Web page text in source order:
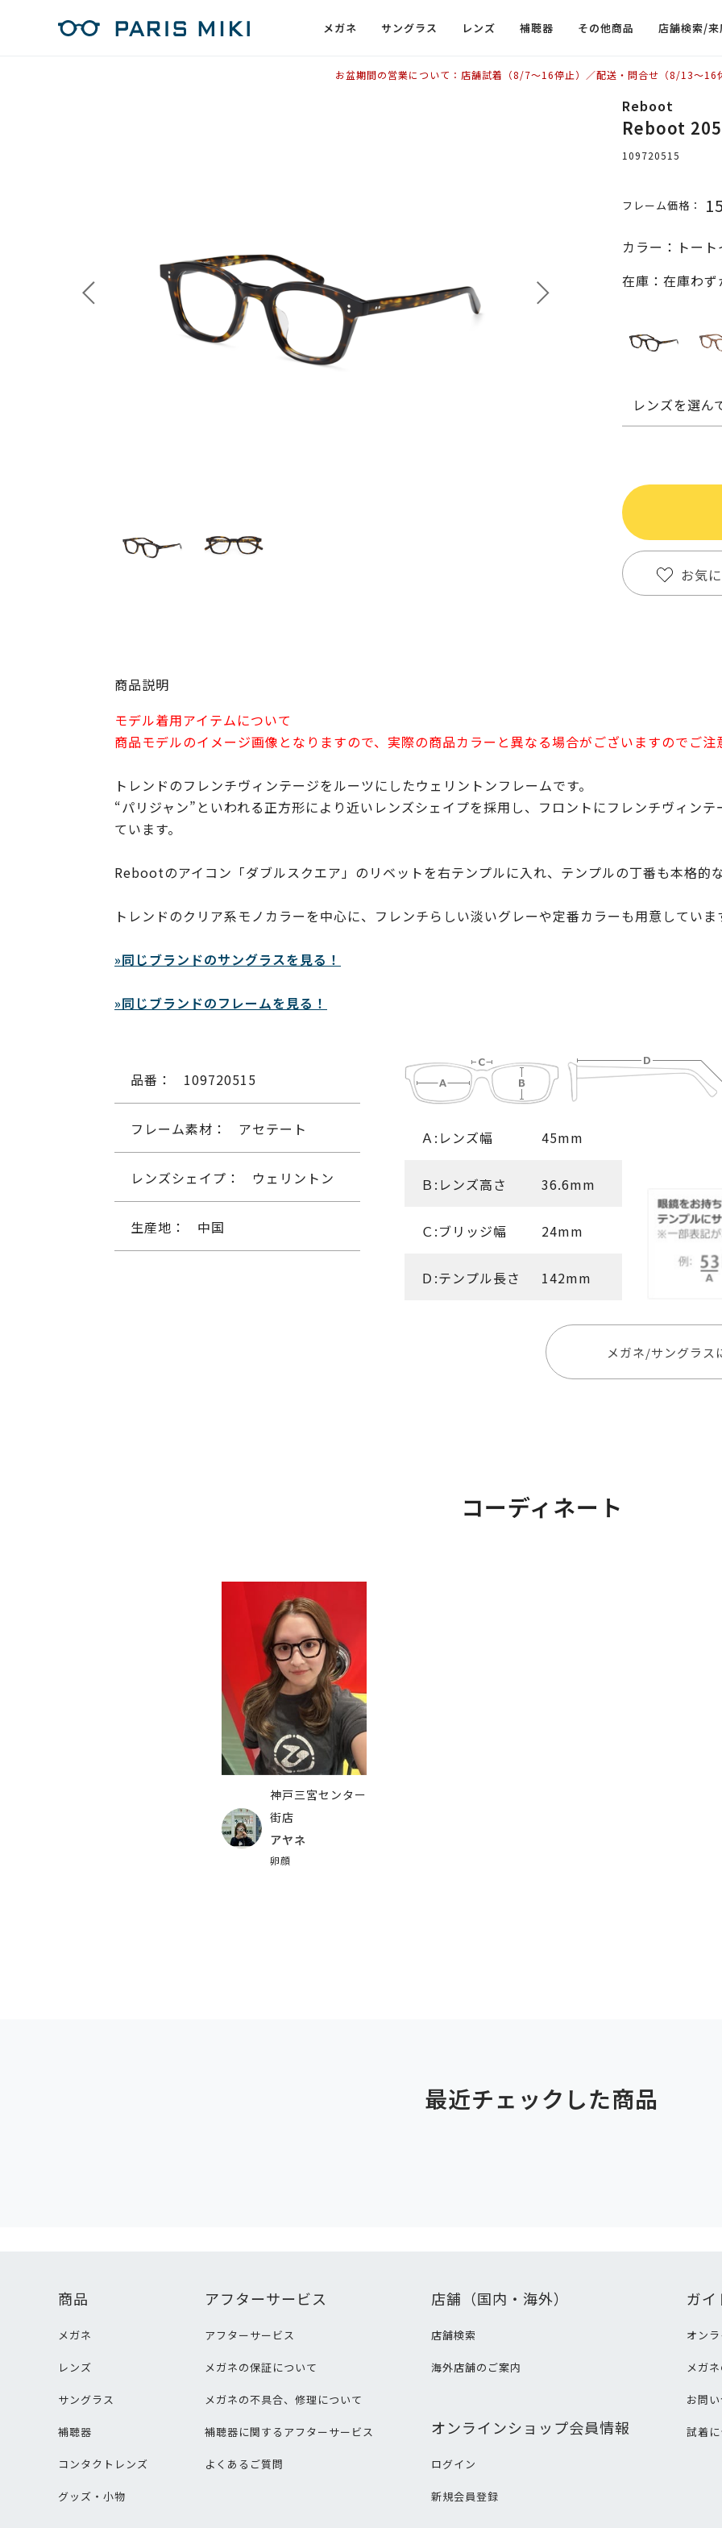
メガネ サングラス レンズ 補聴器 その他商品 店舗検索/
お盆期間の営業について：店舗試着（8/7〜16停止）／配送・問合せ（8/13〜16
Reboot
Reboot
109720515
フレーム価格：
カラー：トー
在庫：在庫わず
レンズを選ん
お気
商品説明
モデル着用アイテムについて
商品モデルのイメージ画像となりますので、実際の商品カラーと異なる場合がございますのでご注
トレンドのフレンチヴィンテージをルーツにしたウェリントンフレームです。
“パリジャン”といわれる正方形により近いレンズシェイプを採用し、フロントにフレンチヴィン
ています。
Rebootのアイコン「ダブルスクエア」のリベットを右テンプルに入れ、テンプルの丁番も本格的
トレンドのクリア系モノカラーを中心に、フレンチらしい淡いグレーや定番カラーも用意していま
»同じブランドのサングラスを見る！
»同じブランドのフレームを見る！
品番： 109720515
フレーム素材： アセテート
レンズシェイプ： ウェリントン
生産地： 中国
Ａ:レンズ幅 45mm
Ｂ:レンズ高さ 36.6mm
Ｃ:ブリッジ幅 24mm
Ｄ:テンプル長さ 142mm
メガネ/サングラス
コーディネート
神戸三宮センター
街店
アヤネ
卵顔
最近チェックした商品
商品
メガネ
レンズ
サングラス
補聴器
コンタクトレンズ
グッズ・小物
アフターサービス
アフターサービス
メガネの保証について
メガネの不具合、修理について
補聴器に関するアフターサービス
よくあるご質問
店舗（国内・海外）
店舗検索
海外店舗のご案内
オンラインショップ会員情報
ログイン
新規会員登録
ガイ
オン
メガ
お問
試着